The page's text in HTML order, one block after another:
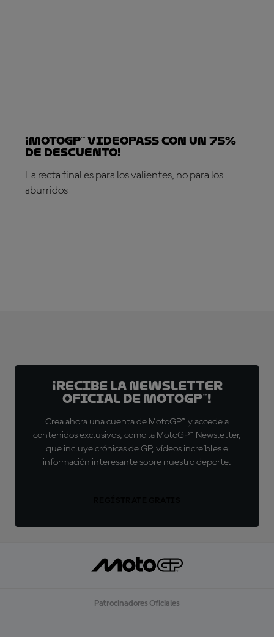
¡MotoGP™ VideoPass con un 75%
de descuento!
La recta final es para los valientes, no para los
aburridos
¡Recibe la Newsletter
oficial de MotoGP™!
Crea ahora una cuenta de MotoGP™ y accede a
contenidos exclusivos, como la MotoGP™ Newsletter,
que incluye crónicas de GP, vídeos increíbles e
información interesante sobre nuestro deporte.
Patrocinadores Oficiales